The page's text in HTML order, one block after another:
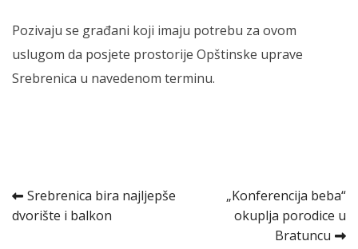
Pozivaju se građani koji imaju potrebu za ovom
uslugom da posjete prostorije Opštinske uprave
Srebrenica u navedenom terminu.
Kretanje
članka
Srebrenica bira najljepše
dvorište i balkon
„Konferencija beba“
okuplja porodice u
Bratuncu